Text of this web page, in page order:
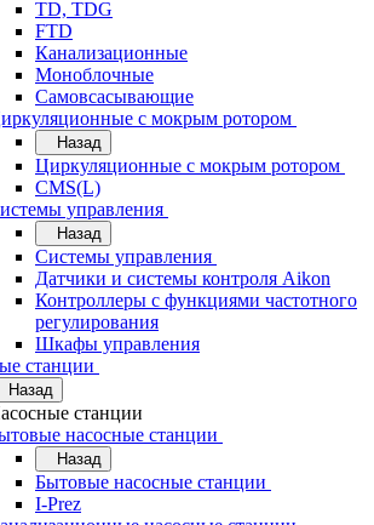
TD, TDG
FTD
Канализационные
Моноблочные
Самовсасывающие
с мокрым ротором
Назад
Циркуляционные с мокрым ротором
CMS(L)
управления
Назад
Системы управления
Датчики и системы контроля Aikon
Контроллеры с функциями частотного
регулирования
Шкафы управления
станции
Назад
станции
насосные станции
Назад
Бытовые насосные станции
I-Prez